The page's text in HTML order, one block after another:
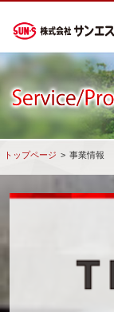
トップページ > 事業情報